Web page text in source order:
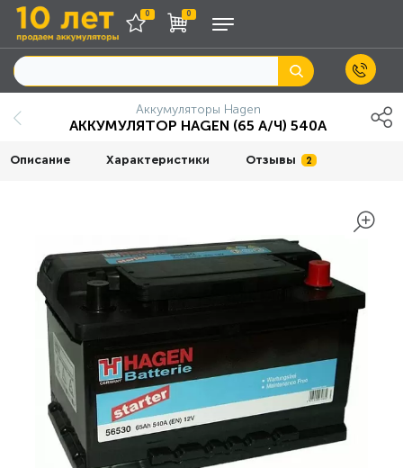
0 0
Аккумуляторы Hagen
АККУМУЛЯТОР HAGEN (65 А/Ч) 540А
Описание Характеристики Отзывы 2